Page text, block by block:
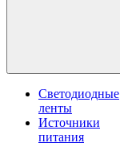
Светодиодные
ленты
Источники
питания